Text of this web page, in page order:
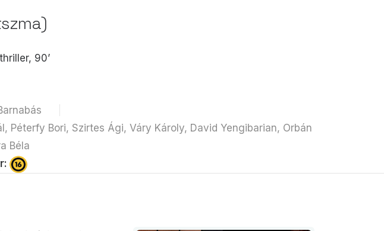
90’
Péterfy Bori, Szirtes Ági, Váry Károly, David Yengibarian, Orbán
Béla